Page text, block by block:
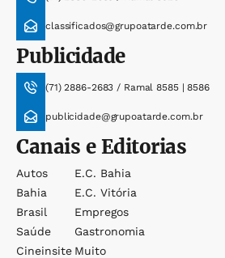
classificados@grupoatarde.com.br
Publicidade
(71) 2886-2683 / Ramal 8585 | 8586
publicidade@grupoatarde.com.br
Canais e Editorias
Autos
Bahia
Brasil
Saúde
Cineinsite
E.c. Bahia
E.c. Vitória
Empregos
Gastronomia
Muito